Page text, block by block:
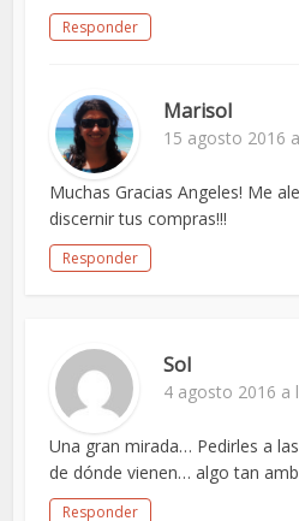
Responder
Marisol
15 agosto 2016
Muchas Gracias Angeles! Me
discernir tus compras!!!
Responder
Sol
4 agosto 2016 a
Una gran mirada… Pedirles a
de dónde vienen… algo tan
Responder